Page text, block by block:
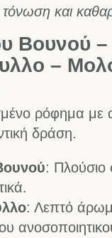
τόνωση και
Βουνού –
–
ρόφημα με
δράση.
: Πλούσιο
: Λεπτό